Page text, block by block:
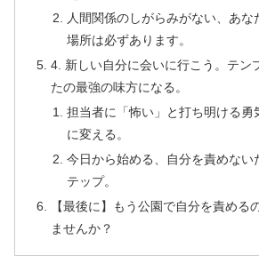
人間関係のしがらみがない、あな
場所は必ずあります。
4. 新しい自分に会いに行こう。テン
たの最強の味方になる。
担当者に「怖い」と打ち明ける勇
に変える。
今日から始める、自分を責めない
テップ。
【最後に】もう公園で自分を責める
ませんか？